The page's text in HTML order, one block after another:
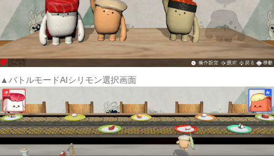
▲バトルモードAIシリモン選択画面